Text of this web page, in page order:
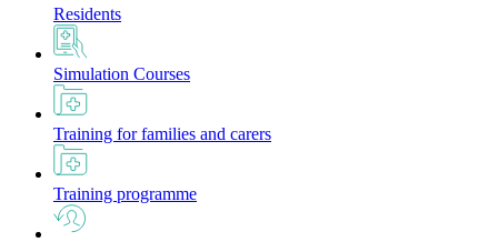
Residents
Simulation Courses
Training for families and carers
Training programme